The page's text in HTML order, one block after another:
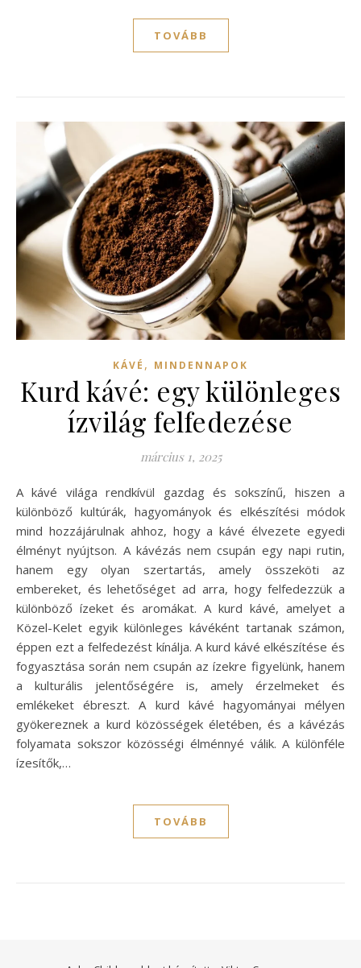
TOVÁBB
KÁVÉ , MINDENNAPOK
Kurd kávé: egy különleges
ízvilág felfedezése
március 1, 2025
A kávé világa rendkívül gazdag és sokszínű, hiszen a
különböző kultúrák, hagyományok és elkészítési módok
mind hozzájárulnak ahhoz, hogy a kávé élvezete egyedi
élményt nyújtson. A kávézás nem csupán egy napi rutin,
hanem egy olyan szertartás, amely összeköti az
embereket, és lehetőséget ad arra, hogy felfedezzük a
különböző ízeket és aromákat. A kurd kávé, amelyet a
Közel-Kelet egyik különleges kávéként tartanak számon,
éppen ezt a felfedezést kínálja. A kurd kávé elkészítése és
fogyasztása során nem csupán az ízekre figyelünk, hanem
a kulturális jelentőségére is, amely érzelmeket és
emlékeket ébreszt. A kurd kávé hagyományai mélyen
gyökereznek a kurd közösségek életében, és a kávézás
folyamata sokszor közösségi élménnyé válik. A különféle
ízesítők,…
TOVÁBB